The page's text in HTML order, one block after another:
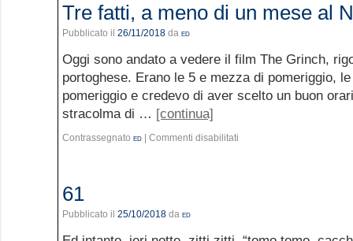
Tre fatti, a meno di un mese al
Pubblicato il 26/11/2018 da ed
Oggi sono andato a vedere il film The Grinch,
portoghese. Erano le 5 e mezza di pomeriggio,
pomeriggio e credevo di aver scelto un buon
stracolma di … [continua]
Contrassegnato ed Commenti disabilitati
61
Pubblicato il 25/10/2018 da ed